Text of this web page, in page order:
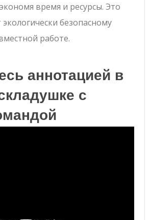
время и ресурсы. Это
экологически безопасному
работе.
аннотацией в
с